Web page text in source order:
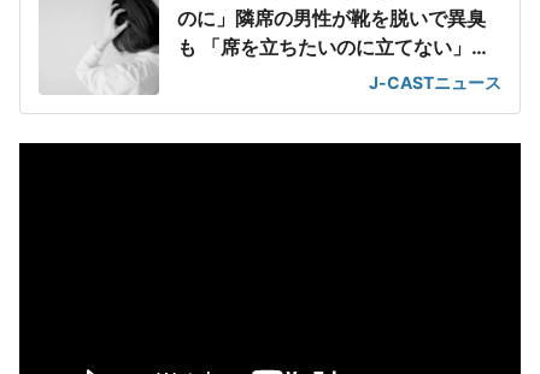
のに」隣席の男性が靴を脱いで異臭
も 「席を立ちたいのに立てない」息
J-CASTニュース